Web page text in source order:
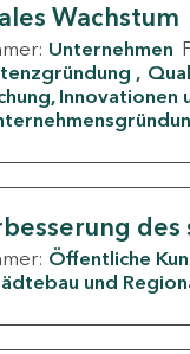
Wachstum
Unternehmen
Innovationen
des
Öffentliche
und